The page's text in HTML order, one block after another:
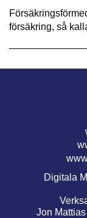
försäkring, så
Digitala
Jon